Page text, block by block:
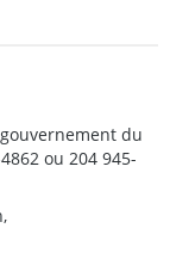
du
ou 204 945-